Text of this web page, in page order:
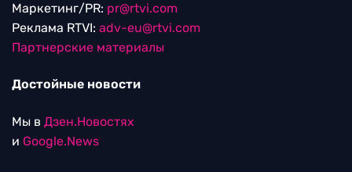
Маркетинг/PR: pr@rtvi.com
Реклама RTVI: adv-eu@rtvi.com
Партнерские материалы
Достойные новости
Мы в Дзен.Новостях
и Google.News